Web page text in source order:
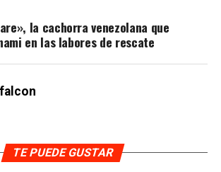
la cachorra venezolana que
en las labores de rescate
TE PUEDE GUSTAR